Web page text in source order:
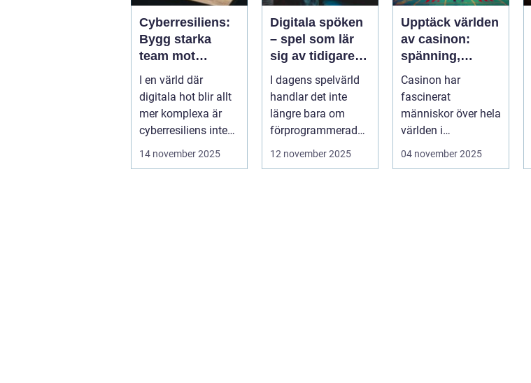
Cyberresiliens:
Bygg starka
team mot
digitala hot
I en värld där
digitala hot blir allt
mer komplexa är
cyberresiliens inte
14 november 2025
Digitala spöken
– spel som lär
sig av tidigare
spelare
I dagens spelvärld
handlar det inte
längre bara om
förprogrammerade
banor och fasta m...
12 november 2025
Upptäck världen
av casinon:
spänning,
strategi och tur
Casinon har
fascinerat
människor över hela
världen i
århundraden. Dessa
04 november 2025